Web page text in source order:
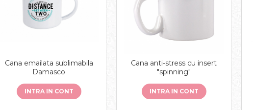
Cana emailata sublimabila
Damasco
INTRA IN CONT
Cana anti-stress cu insert
"spinning"
INTRA IN CONT